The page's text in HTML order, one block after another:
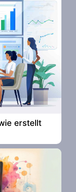
erstellt